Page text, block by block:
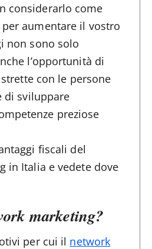
considerarlo come
per aumentare il vostro
non sono solo
l’opportunità di
con le persone
di sviluppare
preziose
fiscali del
in Italia e vedete dove
marketing?
per cui il network